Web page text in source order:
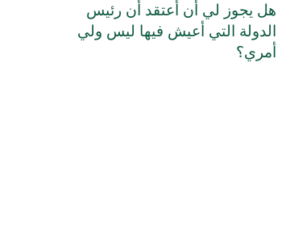
هل يجوز لي أن أعتقد أن رئيس
الدولة التي أعيش فيها ليس ولي
أمري؟